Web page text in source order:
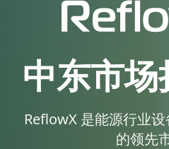
中东市
ReflowX 是能源行业
的领先